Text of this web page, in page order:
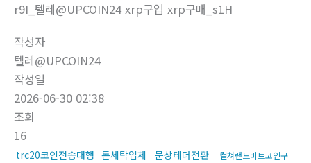
r9I_텔레@UPCOIN24 xrp구입 xrp구매_s1H
작성자
텔레@UPCOIN24
작성일
2026-06-30 02:38
조회
16
trc20코인전송대행 돈세탁업체 문상테더전환
컬쳐랜드비트코인구